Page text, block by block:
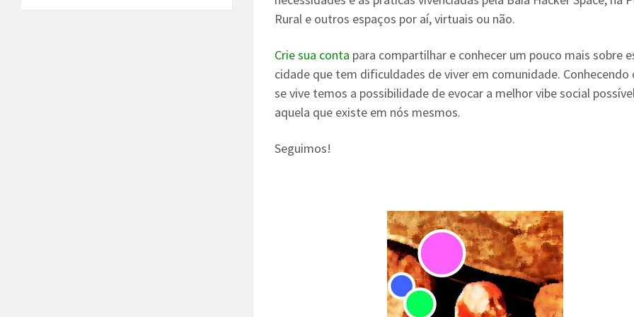
Rural e outros espaços por aí, virtuais ou não.
Crie sua conta para compartilhar e conhecer um pouco mais sobre
cidade que tem dificuldades de viver em comunidade. Conhecendo
se vive temos a possibilidade de evocar a melhor vibe social
aquela que existe em nós mesmos.
Seguimos!